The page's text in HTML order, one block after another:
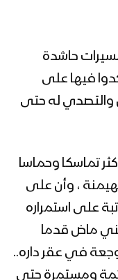
– القول السديد
بدرالدين
للعدوان
تنفذ مناورة
بمشاركة جميع
حاشدة
فيها على
والتصدي له حتى
تماسكا وحماسا
، وأن على
على استمراره
ماض قدما
في عقر داره..